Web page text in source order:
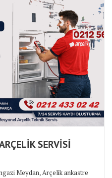
SERVİSİ
Meydan,Arçelik ankastre